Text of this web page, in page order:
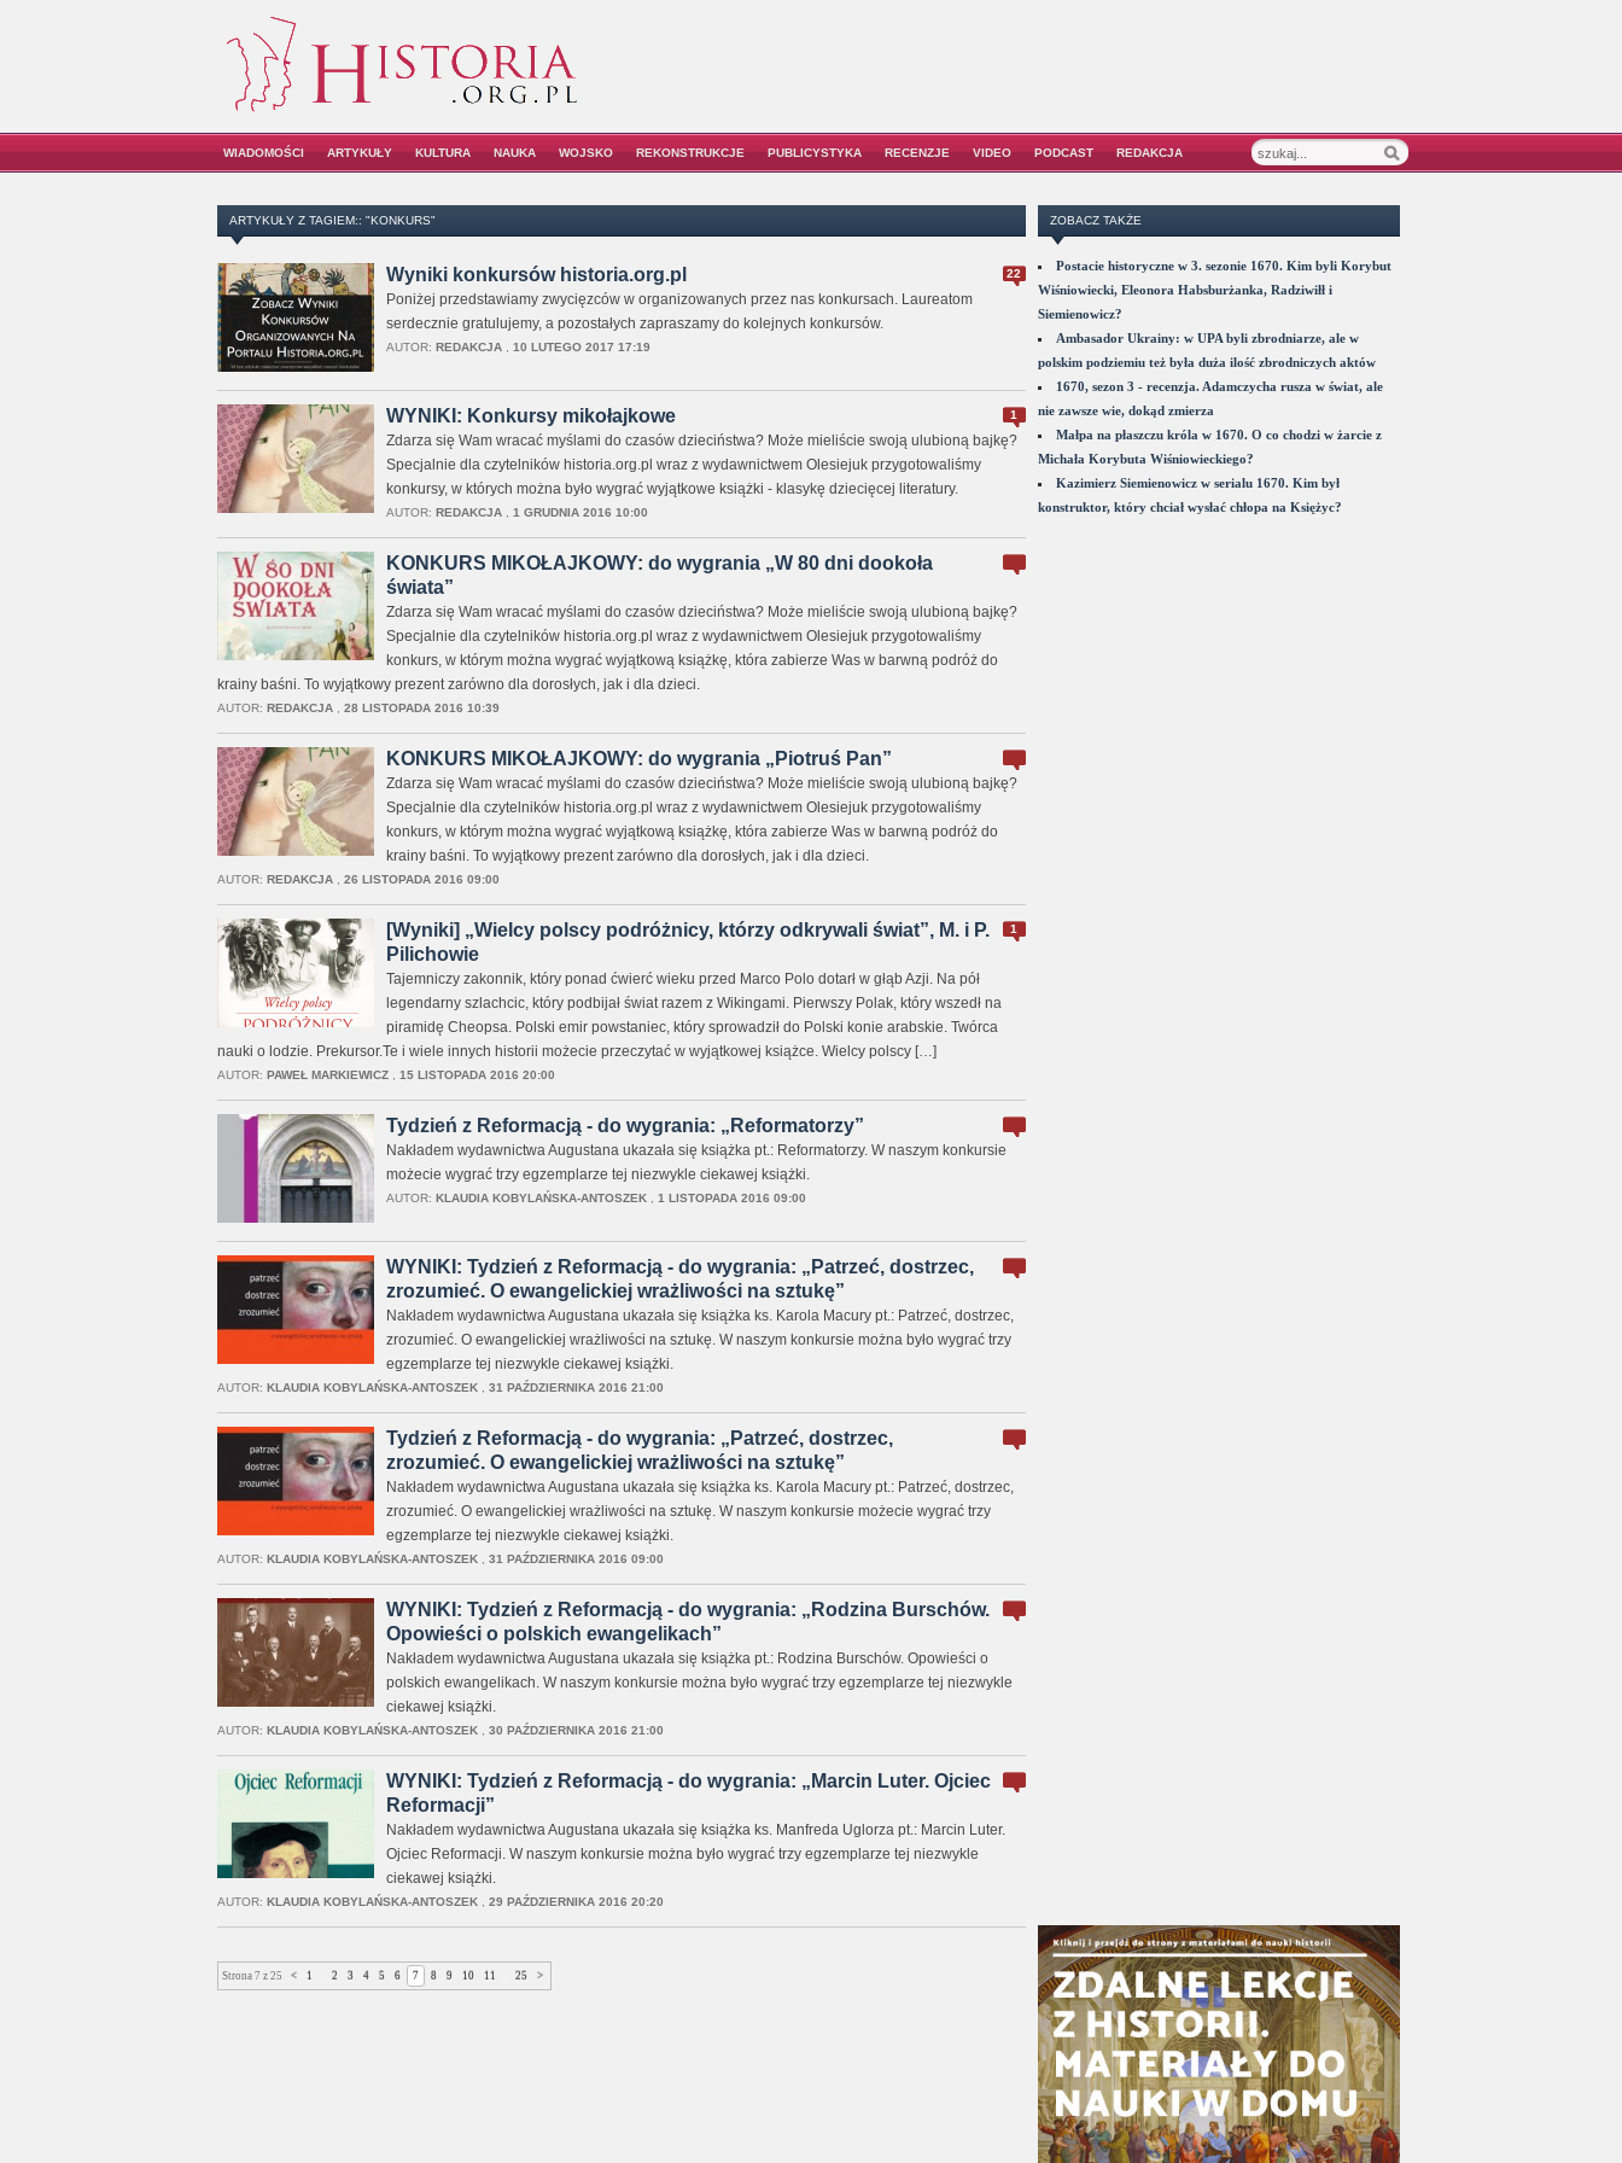
WIADOMOŚCI ARTYKUŁY KULTURA NAUKA WOJSKO REKONSTRUKCJE PUBLICYSTYKA RECENZJE VIDEO PODCAST REDAKCJA
ARTYKUŁY Z TAGIEM:: "KONKURS"
22
Wyniki konkursów historia.org.pl
Poniżej przedstawiamy zwycięzców w organizowanych przez nas konkursach. Laureatom
serdecznie gratulujemy, a pozostałych zapraszamy do kolejnych konkursów.
AUTOR: REDAKCJA, 10 LUTEGO 2017 17:19
1
WYNIKI: Konkursy mikołajkowe
Zdarza się Wam wracać myślami do czasów dzieciństwa? Może mieliście swoją ulubioną bajkę?
Specjalnie dla czytelników historia.org.pl wraz z wydawnictwem Olesiejuk przygotowaliśmy
konkursy, w których można było wygrać wyjątkowe książki - klasykę dziecięcej literatury.
AUTOR: REDAKCJA, 1 GRUDNIA 2016 10:00
KONKURS MIKOŁAJKOWY: do wygrania „W 80 dni dookoła
świata”
Zdarza się Wam wracać myślami do czasów dzieciństwa? Może mieliście swoją ulubioną bajkę?
Specjalnie dla czytelników historia.org.pl wraz z wydawnictwem Olesiejuk przygotowaliśmy
konkurs, w którym można wygrać wyjątkową książkę, która zabierze Was w barwną podróż do
krainy baśni. To wyjątkowy prezent zarówno dla dorosłych, jak i dla dzieci.
AUTOR: REDAKCJA, 28 LISTOPADA 2016 10:39
KONKURS MIKOŁAJKOWY: do wygrania „Piotruś Pan”
Zdarza się Wam wracać myślami do czasów dzieciństwa? Może mieliście swoją ulubioną bajkę?
Specjalnie dla czytelników historia.org.pl wraz z wydawnictwem Olesiejuk przygotowaliśmy
konkurs, w którym można wygrać wyjątkową książkę, która zabierze Was w barwną podróż do
krainy baśni. To wyjątkowy prezent zarówno dla dorosłych, jak i dla dzieci.
AUTOR: REDAKCJA, 26 LISTOPADA 2016 09:00
1
[Wyniki] „Wielcy polscy podróżnicy, którzy odkrywali świat”, M. i P.
Pilichowie
Tajemniczy zakonnik, który ponad ćwierć wieku przed Marco Polo dotarł w głąb Azji. Na pół
legendarny szlachcic, który podbijał świat razem z Wikingami. Pierwszy Polak, który wszedł na
piramidę Cheopsa. Polski emir powstaniec, który sprowadził do Polski konie arabskie. Twórca
nauki o lodzie. Prekursor.Te i wiele innych historii możecie przeczytać w wyjątkowej książce. Wielcy polscy […]
AUTOR: PAWEŁ MARKIEWICZ, 15 LISTOPADA 2016 20:00
Tydzień z Reformacją - do wygrania: „Reformatorzy”
Nakładem wydawnictwa Augustana ukazała się książka pt.: Reformatorzy. W naszym konkursie
możecie wygrać trzy egzemplarze tej niezwykle ciekawej książki.
AUTOR: KLAUDIA KOBYLAŃSKA-ANTOSZEK, 1 LISTOPADA 2016 09:00
WYNIKI: Tydzień z Reformacją - do wygrania: „Patrzeć, dostrzec,
zrozumieć. O ewangelickiej wrażliwości na sztukę”
Nakładem wydawnictwa Augustana ukazała się książka ks. Karola Macury pt.: Patrzeć, dostrzec,
zrozumieć. O ewangelickiej wrażliwości na sztukę. W naszym konkursie można było wygrać trzy
egzemplarze tej niezwykle ciekawej książki.
AUTOR: KLAUDIA KOBYLAŃSKA-ANTOSZEK, 31 PAŹDZIERNIKA 2016 21:00
Tydzień z Reformacją - do wygrania: „Patrzeć, dostrzec,
zrozumieć. O ewangelickiej wrażliwości na sztukę”
Nakładem wydawnictwa Augustana ukazała się książka ks. Karola Macury pt.: Patrzeć, dostrzec,
zrozumieć. O ewangelickiej wrażliwości na sztukę. W naszym konkursie możecie wygrać trzy
egzemplarze tej niezwykle ciekawej książki.
AUTOR: KLAUDIA KOBYLAŃSKA-ANTOSZEK, 31 PAŹDZIERNIKA 2016 09:00
WYNIKI: Tydzień z Reformacją - do wygrania: „Rodzina Burschów.
Opowieści o polskich ewangelikach”
Nakładem wydawnictwa Augustana ukazała się książka pt.: Rodzina Burschów. Opowieści o
polskich ewangelikach. W naszym konkursie można było wygrać trzy egzemplarze tej niezwykle
ciekawej książki.
AUTOR: KLAUDIA KOBYLAŃSKA-ANTOSZEK, 30 PAŹDZIERNIKA 2016 21:00
WYNIKI: Tydzień z Reformacją - do wygrania: „Marcin Luter. Ojciec
Reformacji”
Nakładem wydawnictwa Augustana ukazała się książka ks. Manfreda Uglorza pt.: Marcin Luter.
Ojciec Reformacji. W naszym konkursie można było wygrać trzy egzemplarze tej niezwykle
ciekawej książki.
AUTOR: KLAUDIA KOBYLAŃSKA-ANTOSZEK, 29 PAŹDZIERNIKA 2016 20:20
Strona 7 z 25 < 1 2 3 4 5 6 7 8 9 10 11 25 >
ZOBACZ TAKŻE
Postacie historyczne w 3. sezonie 1670. Kim byli Korybut
Wiśniowiecki, Eleonora Habsburżanka, Radziwiłł i
Siemienowicz?
Ambasador Ukrainy: w UPA byli zbrodniarze, ale w
polskim podziemiu też była duża ilość zbrodniczych aktów
1670, sezon 3 - recenzja. Adamczycha rusza w świat, ale
nie zawsze wie, dokąd zmierza
Małpa na płaszczu króla w 1670. O co chodzi w żarcie z
Michała Korybuta Wiśniowieckiego?
Kazimierz Siemienowicz w serialu 1670. Kim był
konstruktor, który chciał wysłać chłopa na Księżyc?